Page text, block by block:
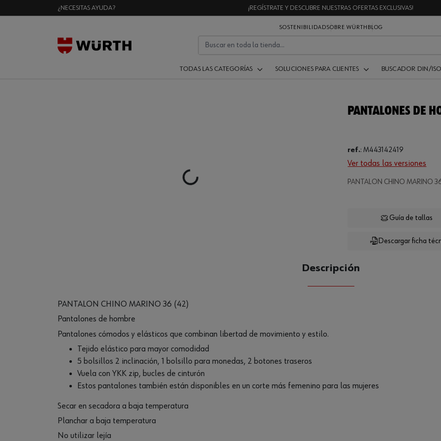
¿NECESITAS AYUDA? ¡REGÍSTRATE Y DESCUBRE NUESTRAS OFERTAS EXCLUSIVAS!
SOSTENIBILIDADSOBRE WÜRTH BLOG
TODAS LAS CATEGORÍAS SOLUCIONES PARA CLIENTES BUSCADOR DIN/
Loading...
PANTALONES DE
ref.:M443142419
Ver todas las versiones
PANTALON CHINO MARINO
Loading...
CANTIDAD UE
Descargar ficha
Guía de tallas
Descripción
PANTALON CHINO MARINO 36 (42)
Pantalones de hombre
Pantalones cómodos y elásticos que combinan libertad de movimiento y estilo.
Tejido elástico para mayor comodidad
5 bolsillos 2 inclinación, 1 bolsillo para monedas, 2 botones traseros
Vuela con YKK zip, bucles de cinturón
Estos pantalones también están disponibles en un corte más femenino para las mujeres
Secar en secadora a baja temperatura
Planchar a baja temperatura
No utilizar lejía